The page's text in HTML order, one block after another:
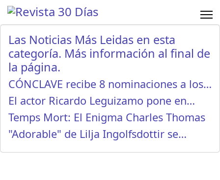
Las Noticias Más Leidas en esta
categoría. Más información al final de
la página.
CÓNCLAVE recibe 8 nominaciones a los…
El actor Ricardo Leguizamo pone en…
Temps Mort: El Enigma Charles Thomas
"Adorable" de Lilja Ingolfsdottir se…